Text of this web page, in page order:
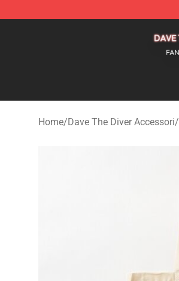
Home/Dave The Diver Accessori/